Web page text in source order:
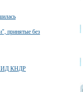
принятые без
МИД КНДР